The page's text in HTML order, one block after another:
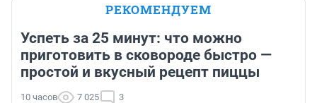
РЕКОМЕНДУЕМ
Успеть за 25 минут: что можно
приготовить в сковороде быстро —
простой и вкусный рецепт пиццы
10 часов 7 025 3